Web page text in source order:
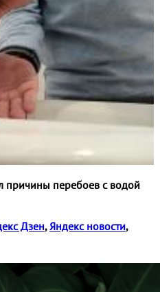
причины перебоев с водой
Дзен, Яндекс новости,